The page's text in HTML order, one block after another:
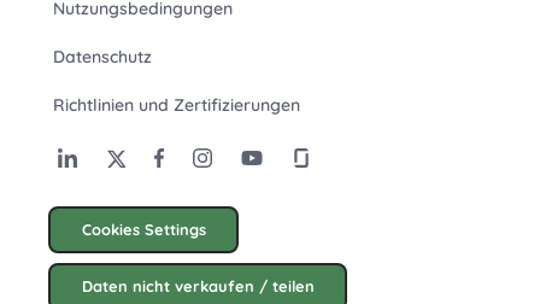
Nutzungsbedingungen
Datenschutz
Richtlinien und Zertifizierungen
Cookies Settings
Daten nicht verkaufen / teilen